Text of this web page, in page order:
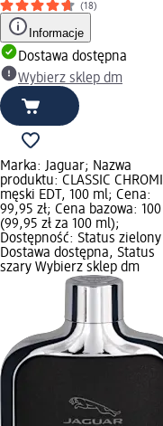
(18)
Informacje
Dostawa dostępna
Wybierz sklep dm
Marka: Jaguar; Nazwa
produktu: CLASSIC
męski EDT, 100 ml; Cena:
99,95 zł; Cena bazowa:
(99,95 zł za 100 ml);
Dostępność: Status zielony
Dostawa dostępna, Status
szary Wybierz sklep dm